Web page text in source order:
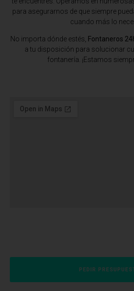
para asegurarnos de que siempre
cuando más lo
No importa dónde estés, Fontaneros
a tu disposición para solucionar
fontanería. ¡Estamos
PEDIR